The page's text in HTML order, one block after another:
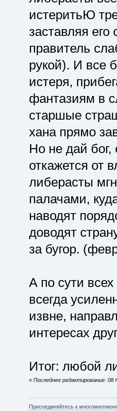
истеритьЮ
заставляя его
правитель
рукой). И все
истеря,
фантазиям в
старшые
хана прямо
Но не дай бог,
откажется от
либерасты
палачами,
наводят
доводят
за бугор.
А по сути
всегда
извне,
интересах
Итог: любой
« Последнее редактирование: 08
Присоединяйтесь к